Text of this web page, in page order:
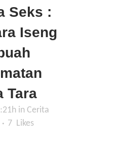
Seks :
Iseng
Tara
in Cerita
7 Likes